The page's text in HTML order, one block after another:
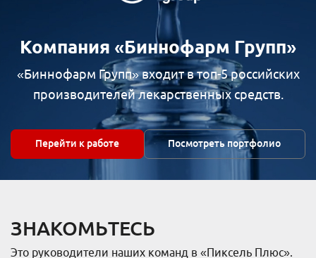
Компания «Биннофарм Групп»
«Биннофарм Групп» входит в топ-5 российских
производителей лекарственных средств.
Перейти к работе Посмотреть портфолио
ЗНАКОМЬТЕСЬ
Это руководители наших команд в «Пиксель Плюс».